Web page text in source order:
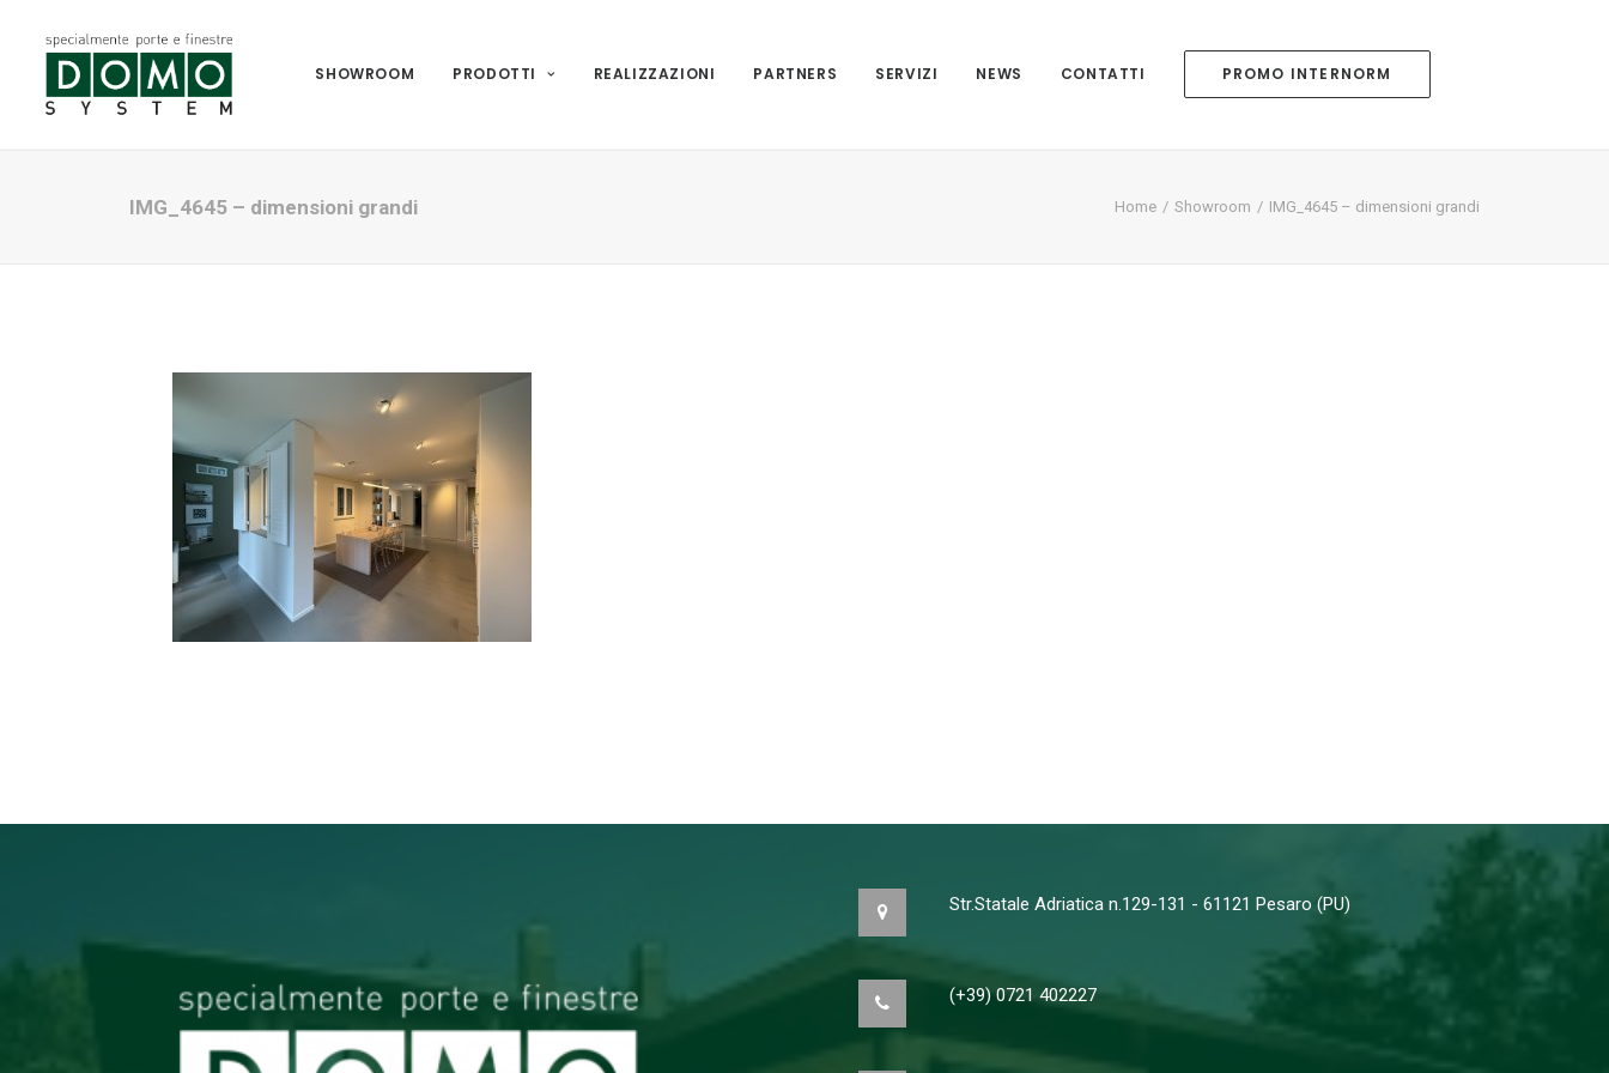
SHOWROOM PRODOTTI REALIZZAZIONI PARTNERS SERVIZI NEWS CONTATTI PROMO INTERNORM
IMG_4645 – dimensioni grandi Home Showroom IMG_4645 – dimensioni grandi
Str.Statale Adriatica n.129-131 - 61121 Pesaro (PU)
(+39) 0721 402227